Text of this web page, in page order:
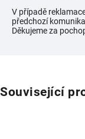
V případě
předchozí
Děkujeme za
Související